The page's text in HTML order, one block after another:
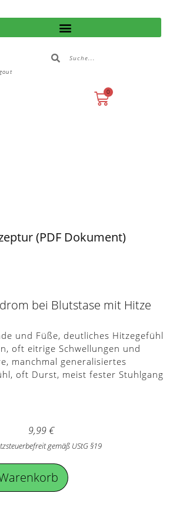
0
(PDF Dokument)
bei Blutstase mit Hitze
und Füße, deutliches Hitzegefühl
oft eitrige Schwellungen und
manchmal generalisiertes
oft Durst, meist fester Stuhlgang
9,99€
gemäß UStG §19